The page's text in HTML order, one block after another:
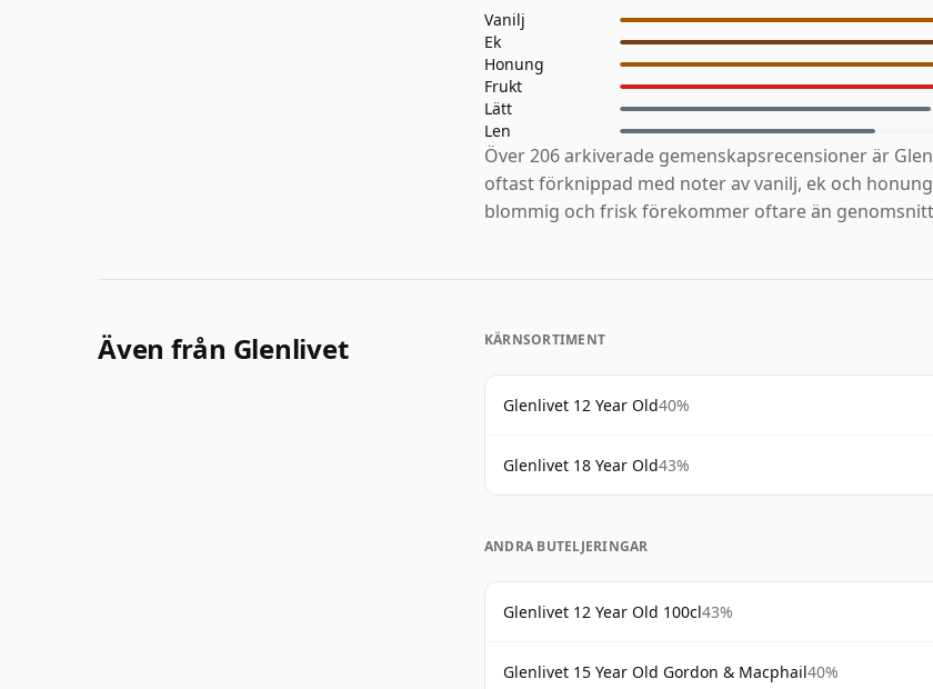
Vanilj
Ek
Honung
Frukt
Lätt
Len
Över 206 arkiverade gemenskapsrecensioner är
oftast förknippad med noter av vanilj, ek och
blommig och frisk förekommer oftare än
Även från Glenlivet KÄRNSORTIMENT
Glenlivet 12 Year Old40%
Glenlivet 18 Year Old43%
ANDRA BUTELJERINGAR
Glenlivet 12 Year Old 100cl43%
Glenlivet 15 Year Old Gordon & Macphail40%